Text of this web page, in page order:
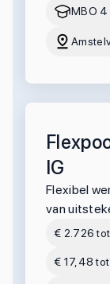
MBO 4
IG
Flexibel
van
€ 2.726
€ 17,48